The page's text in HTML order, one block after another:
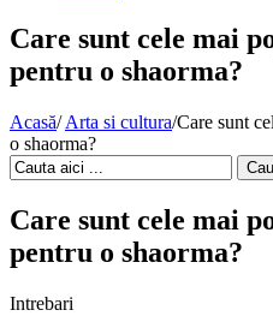
Care sunt cele mai
pentru o shaorma?
Acasă/ Arta si cultura/Care sunt
o shaorma?
Care sunt cele mai
pentru o shaorma?
Intrebari